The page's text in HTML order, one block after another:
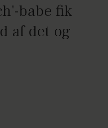
babe fik
af det og